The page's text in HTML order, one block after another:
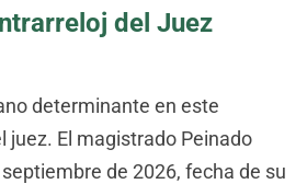
del Juez
determinante en este
juez. El magistrado Peinado
de 2026, fecha de su